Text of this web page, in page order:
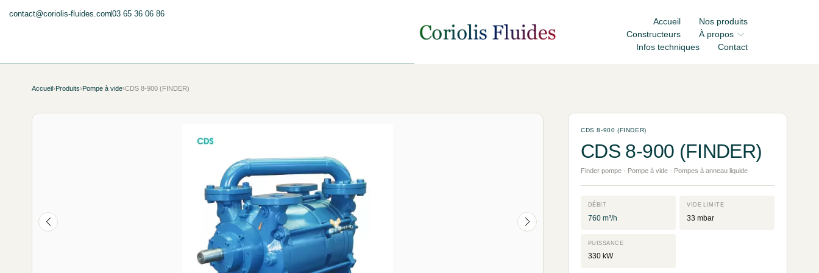
contact@coriolis-fluides.com03 65 36 06 86
Accueil
Nos produits
Constructeurs
À propos
Infos techniques
Contact
Accueil›Produits›Pompe à vide›CDS 8-900 (FINDER)
CDS 8-900 (FINDER)
CDS 8-900 (FINDER)
Finder pompe · Pompe à vide · Pompes à anneau liquide
DÉBIT
760 m³/h
VIDE LIMITE
33 mbar
PUISSANCE
330 kW